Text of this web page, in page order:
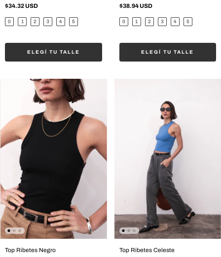
$34.32 USD
0 1 2 3 4 5
ELEGÍ TU TALLE
$38.94 USD
0 1 2 3 4 5
ELEGÍ TU TALLE
Top Ribetes Negro
Top Ribetes Celeste